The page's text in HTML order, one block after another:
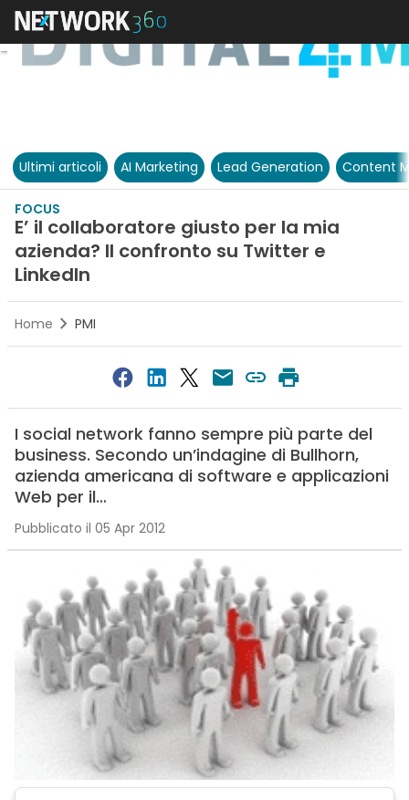
Ultimi articoli AI Marketing Lead Generation Content
FOCUS
E’ il collaboratore giusto per la mia
azienda? Il confronto su Twitter e
LinkedIn
Home PMI
I social network fanno sempre più parte del
business. Secondo un’indagine di Bullhorn,
azienda americana di software e applicazioni
Web per il…
Pubblicato il 05 Apr 2012